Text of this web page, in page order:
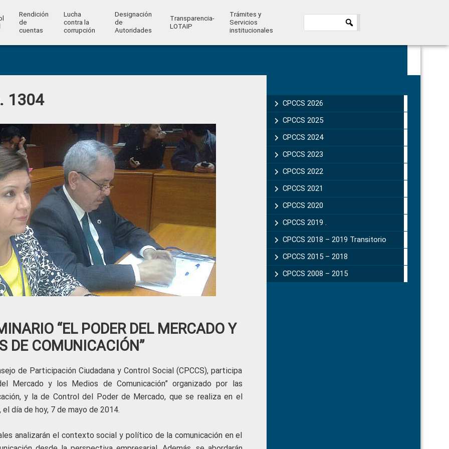
Rendición
de
cuentas
Lucha
contra la
corrupción
Designación
de
Autoridades
Transparencia-
LOTAIP
Trámites y
Servicios
institucionales
1304
“EL PODER DEL MERCADO Y
DE COMUNICACIÓN”
de Participación Ciudadana y Control Social (CPCCS), participa
Mercado y los Medios de Comunicación” organizado por las
y la de Control del Poder de Mercado, que se realiza en el
día de hoy, 7 de mayo de 2014.
analizarán el contexto social y político de la comunicación en el
Sidebar
CPCCS 2026
CPCCS 2025
CPCCS 2024
CPCCS 2023
CPCCS 2022
CPCCS 2021
CPCCS 2020
CPCCS 2019 .
CPCCS 2018 – 2019 Transitorio
CPCCS 2015 – 2018
CPCCS 2008 – 2015